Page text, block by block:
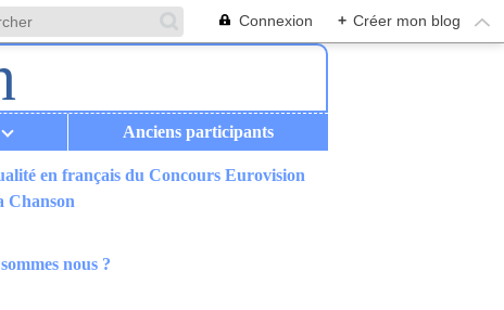
Connexion + Créer mon blog
Anciens participants
en français du Concours Eurovision
Chanson
nous ?